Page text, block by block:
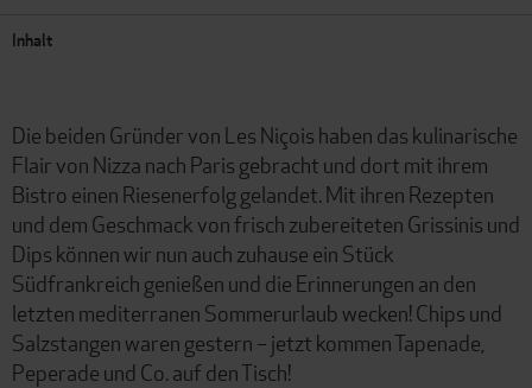
Inhalt
Die beiden Gründer von Les Niçois haben das kulinarische
Flair von Nizza nach Paris gebracht und dort mit ihrem
Bistro einen Riesenerfolg gelandet. Mit ihren Rezepten
und dem Geschmack von frisch zubereiteten Grissinis und
Dips können wir nun auch zuhause ein Stück
Südfrankreich genießen und die Erinnerungen an den
letzten mediterranen Sommerurlaub wecken! Chips und
Salzstangen waren gestern – jetzt kommen Tapenade,
Peperade und Co. auf den Tisch!